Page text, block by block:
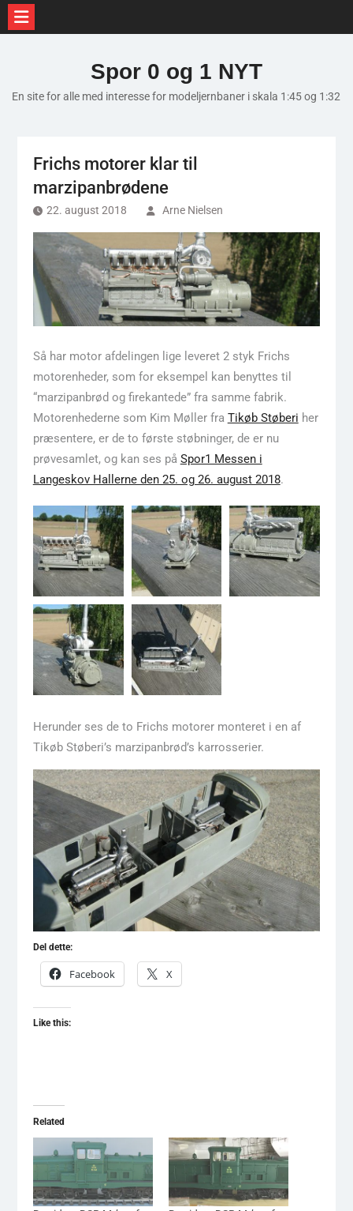
Spor 0 og 1 NYT
En site for alle med interesse for modeljernbaner i skala 1:45 og 1:32
Frichs motorer klar til
marzipanbrødene
22. august 2018 Arne Nielsen
Så har motor afdelingen lige leveret 2 styk Frichs
motorenheder, som for eksempel kan benyttes til
“marzipanbrød og firekantede” fra samme fabrik.
Motorenhederne som Kim Møller fra Tikøb Støberi her
præsentere, er de to første støbninger, de er nu
prøvesamlet, og kan ses på Spor1 Messen i
Langeskov Hallerne den 25. og 26. august 2018.
Herunder ses de to Frichs motorer monteret i en af
Tikøb Støberi’s marzipanbrød’s karrosserier.
Del dette:
Facebook X
Like this:
Related